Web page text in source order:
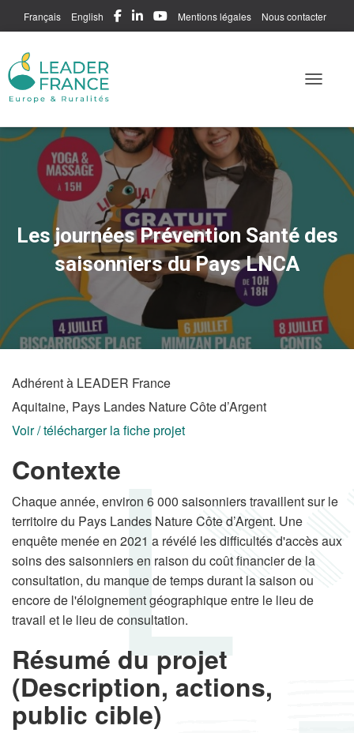
Français English Mentions légales Nous contacter
Les journées Prévention Santé des
saisonniers du Pays LNCA
Adhérent à LEADER France
Aquitaine, Pays Landes Nature Côte d’Argent
Voir / télécharger la fiche projet
Contexte
Chaque année, environ 6 000 saisonniers travaillent sur le
territoire du Pays Landes Nature Côte d’Argent. Une
enquête menée en 2021 a révélé les difficultés d'accès aux
soins des saisonniers en raison du coût financier de la
consultation, du manque de temps durant la saison ou
encore de l'éloignement géographique entre le lieu de
travail et le lieu de consultation.
Résumé du projet
(Description, actions,
public cible)